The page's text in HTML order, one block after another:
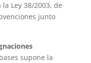
Ley 38/2003, de
junto
supone la